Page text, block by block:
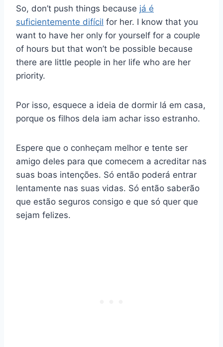
So, don’t push things because já é
suficientemente difícil for her. I know that you
want to have her only for yourself for a couple
of hours but that won’t be possible because
there are little people in her life who are her
priority.
Por isso, esquece a ideia de dormir lá em casa,
porque os filhos dela iam achar isso estranho.
Espere que o conheçam melhor e tente ser
amigo deles para que comecem a acreditar nas
suas boas intenções. Só então poderá entrar
lentamente nas suas vidas. Só então saberão
que estão seguros consigo e que só quer que
sejam felizes.